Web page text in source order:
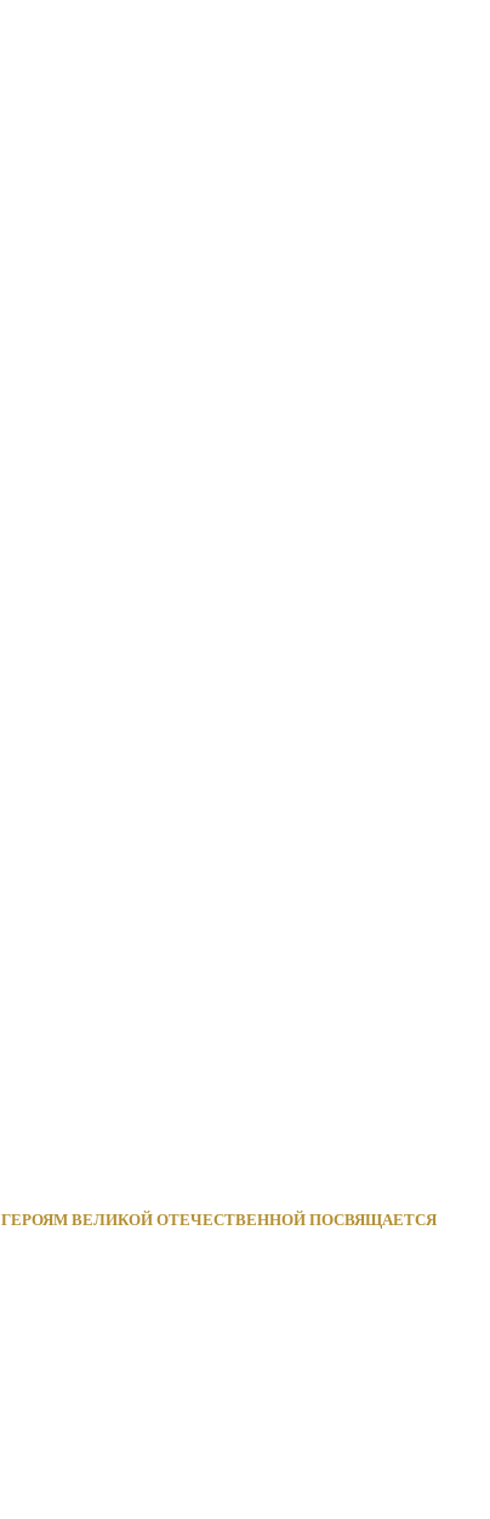
ГЕРОЯМ ВЕЛИКОЙ ОТЕЧЕСТВЕННОЙ ПОСВЯЩАЕТСЯ